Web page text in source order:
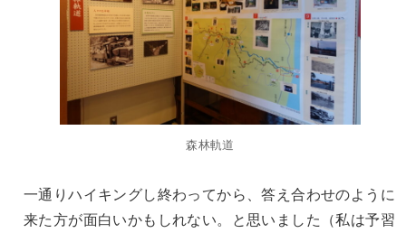
森林軌道
一通りハイキングし終わってから、答え合わせのように
来た方が面白いかもしれない。と思いました（私は予習